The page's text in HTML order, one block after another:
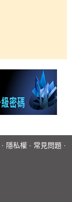
· 隱私權 · 常見問題 ·